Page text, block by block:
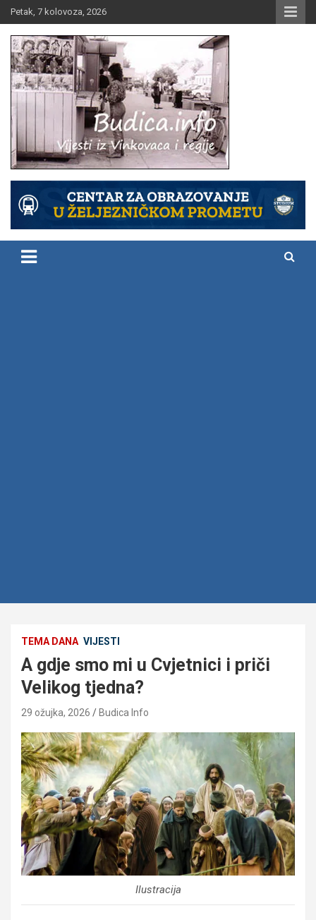
Skip
to
content
Petak, 7 kolovoza, 2026
Budica.info
TEMA DANA VIJESTI
A gdje smo mi u Cvjetnici i priči
Velikog tjedna?
29 ožujka, 2026 Budica Info
Ilustracija